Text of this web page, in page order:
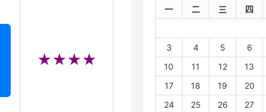
★★★★
一
二 三 四
3
4 5 6
10
11 12 13
17
18 19 20
24
25 26 27